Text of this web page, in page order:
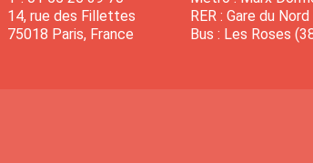
14, rue des Fillettes
75018 Paris, France
RER : Gare du
Bus : Les Roses